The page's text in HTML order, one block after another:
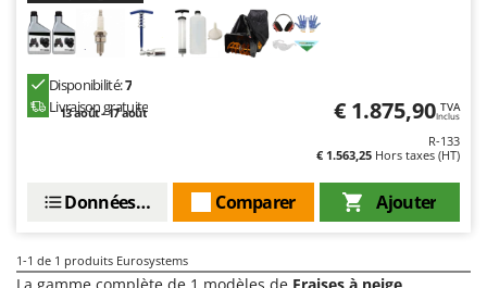
Compresseurs d'air électriques
Compresseurs pour la récolte des olives et la taille
Coupe-bordures - Trimmers
Coupe-branches
Décompacteurs agricoles
Berkel
Bernardi
Bertolini Pumps
Besser Vacuum
Bissell
BlackStone
Disponibilité:7
Livraison gratuite
13 août - 17 août € 1.875,90 TVA
Inclus
R-133
€ 1.563,25 Hors taxes (HT)
Ajouter
Comparer
Données techniques
1-1 de 1 produits Eurosystems
La gamme complète de 1 modèles de Fraises à neige